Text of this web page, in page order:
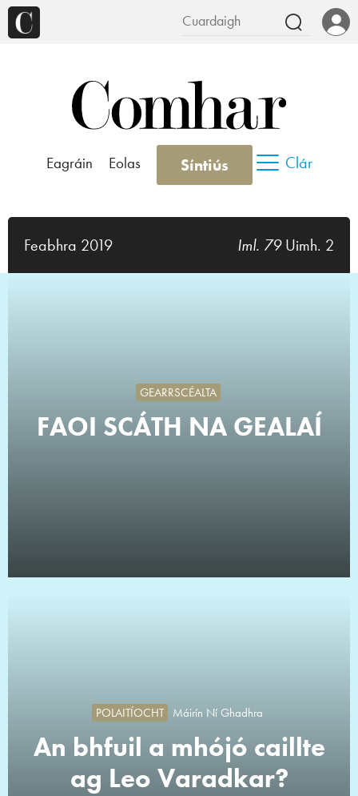
Eagráin Eolas Síntiús Clár
Feabhra 2019 Iml. 79 Uimh. 2
FAOI SCÁTH NA GEALAÍ
GEARRSCÉALTA
An bhfuil a mhójó caillte
ag Leo Varadkar?
POLAITÍOCHT Máirín Ní Ghadhra